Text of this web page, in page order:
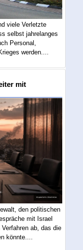
viele Verletzte
selbst jahrelanges
Personal,
werden....
mit
den politischen
mit Israel
ab, das die
könnte....